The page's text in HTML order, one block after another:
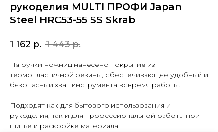
рукоделия MULTI ПРОФИ Japan
Steel HRC53-55 SS Skrab
1 162 р. 1 443 р.
На ручки ножниц нанесено покрытие из
термопластичной резины, обеспечивающее удобный и
безопасный хват инструмента вовремя работы.
Подходят как для бытового использования и
рукоделия, так и для профессиональной работы при
шитье и раскройке материала.